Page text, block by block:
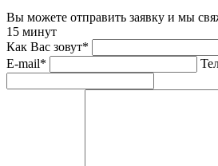
Вы можете отправить заявку и мы
15 минут
Как Вас зовут*
E-mail*